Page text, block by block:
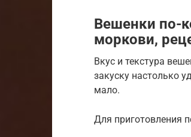
Вешенки по-
моркови,
Вкус и текстура
закуску настолько
мало.
Для приготовления